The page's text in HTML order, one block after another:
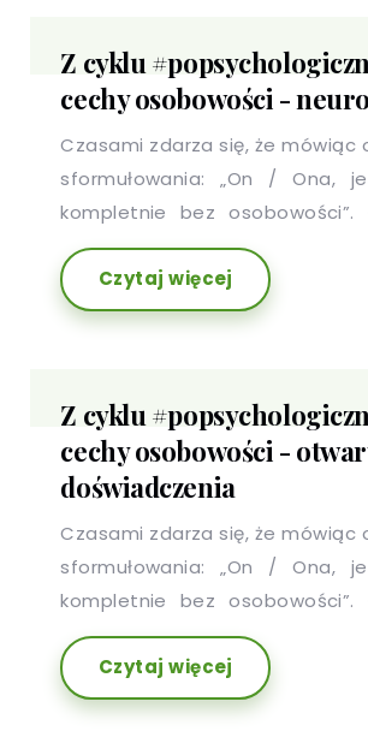
Z cyklu
cechy osobowości -
Czasami zdarza się, że mówiąc
sformułowania: „On / Ona,
kompletnie bez osobowości”.
stwierdzeniu tym nie ma
ponieważ każdy z nas ma
siebie i przejawiający się w
Czytaj więcej
Z cyklu
cechy osobowości -
doświadczenia
Czasami zdarza się, że mówiąc
sformułowania: „On / Ona,
kompletnie bez osobowości”.
stwierdzeniu tym nie ma
ponieważ każdy z nas ma
siebie i przejawiający się w
Czytaj więcej